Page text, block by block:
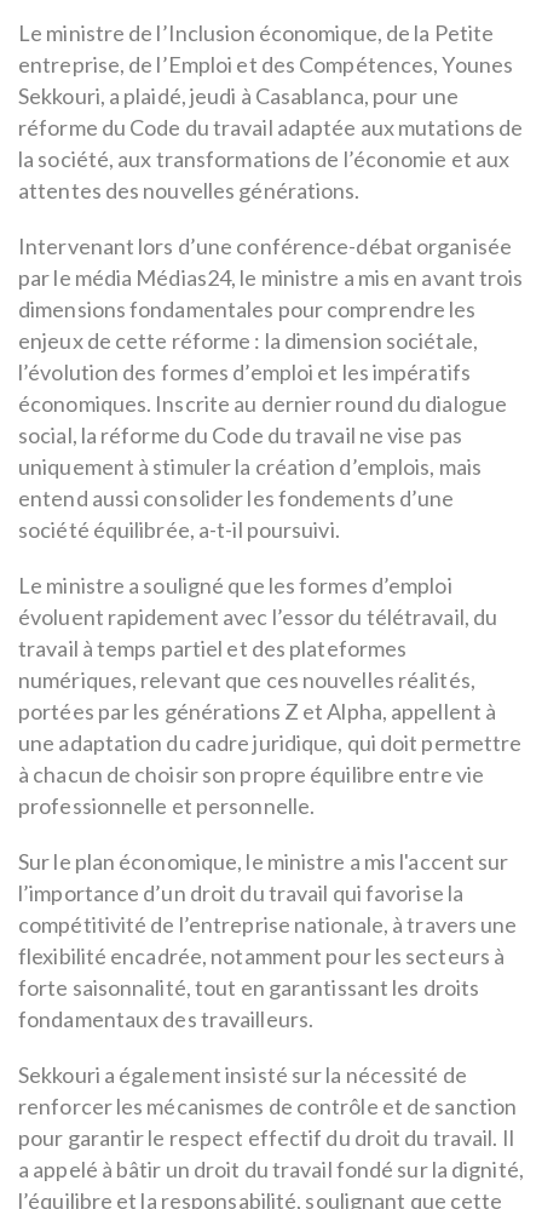
Le ministre de l’Inclusion économique, de la Petite
entreprise, de l’Emploi et des Compétences, Younes
Sekkouri, a plaidé, jeudi à Casablanca, pour une
réforme du Code du travail adaptée aux mutations de
la société, aux transformations de l’économie et aux
attentes des nouvelles générations.
Intervenant lors d’une conférence-débat organisée
par le média Médias24, le ministre a mis en avant trois
dimensions fondamentales pour comprendre les
enjeux de cette réforme : la dimension sociétale,
l’évolution des formes d’emploi et les impératifs
économiques. Inscrite au dernier round du dialogue
social, la réforme du Code du travail ne vise pas
uniquement à stimuler la création d’emplois, mais
entend aussi consolider les fondements d’une
société équilibrée, a-t-il poursuivi.
Le ministre a souligné que les formes d’emploi
évoluent rapidement avec l’essor du télétravail, du
travail à temps partiel et des plateformes
numériques, relevant que ces nouvelles réalités,
portées par les générations Z et Alpha, appellent à
une adaptation du cadre juridique, qui doit permettre
à chacun de choisir son propre équilibre entre vie
professionnelle et personnelle.
Sur le plan économique, le ministre a mis l'accent sur
l’importance d’un droit du travail qui favorise la
compétitivité de l’entreprise nationale, à travers une
flexibilité encadrée, notamment pour les secteurs à
forte saisonnalité, tout en garantissant les droits
fondamentaux des travailleurs.
Sekkouri a également insisté sur la nécessité de
renforcer les mécanismes de contrôle et de sanction
pour garantir le respect effectif du droit du travail. Il
a appelé à bâtir un droit du travail fondé sur la dignité,
l’équilibre et la responsabilité, soulignant que cette